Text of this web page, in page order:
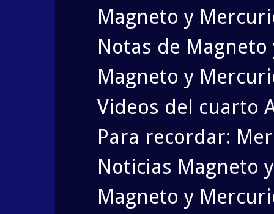
Magneto y
Notas de
Magneto y
Videos del cuarto
Para recordar:
Noticias Magneto
Magneto y